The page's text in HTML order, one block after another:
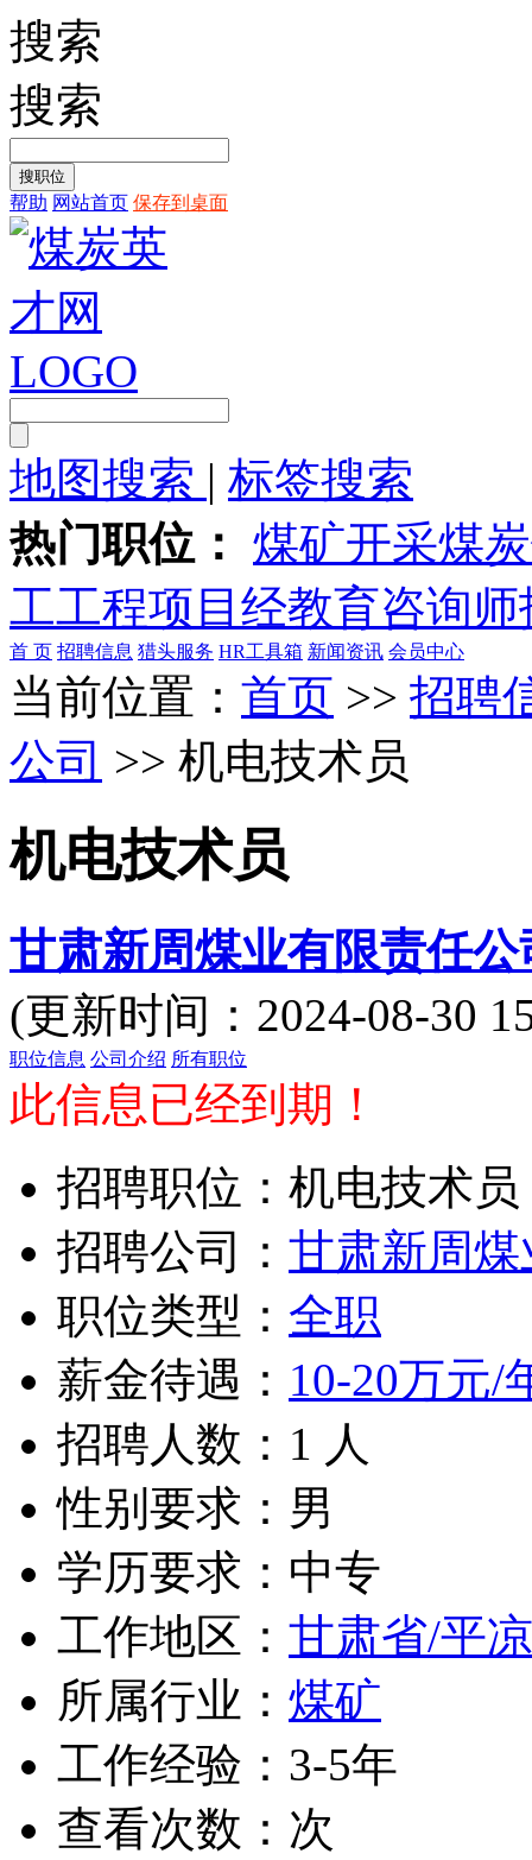
搜索
搜索
帮助 网站首页 保存到桌面
地图搜索 | 标签搜索
热门职位： 煤矿开采煤
工工程项目经教育咨询师
首 页 招聘信息 猎头服务 HR工具箱 新闻资讯 会员中心
当前位置： 首页 >> 招聘
公司 >> 机电技术员
机电技术员
甘肃新周煤业有限责任公
(更新时间：2024-08-30
职位信息 公司介绍 所有职位
此信息已经到期！
招聘职位：机电技术员
招聘公司： 甘肃新周
职位类型： 全职
薪金待遇： 10-20万元/
招聘人数：1 人
性别要求：男
学历要求：中专
工作地区： 甘肃省/平
所属行业： 煤矿
工作经验：3-5年
查看次数： 次